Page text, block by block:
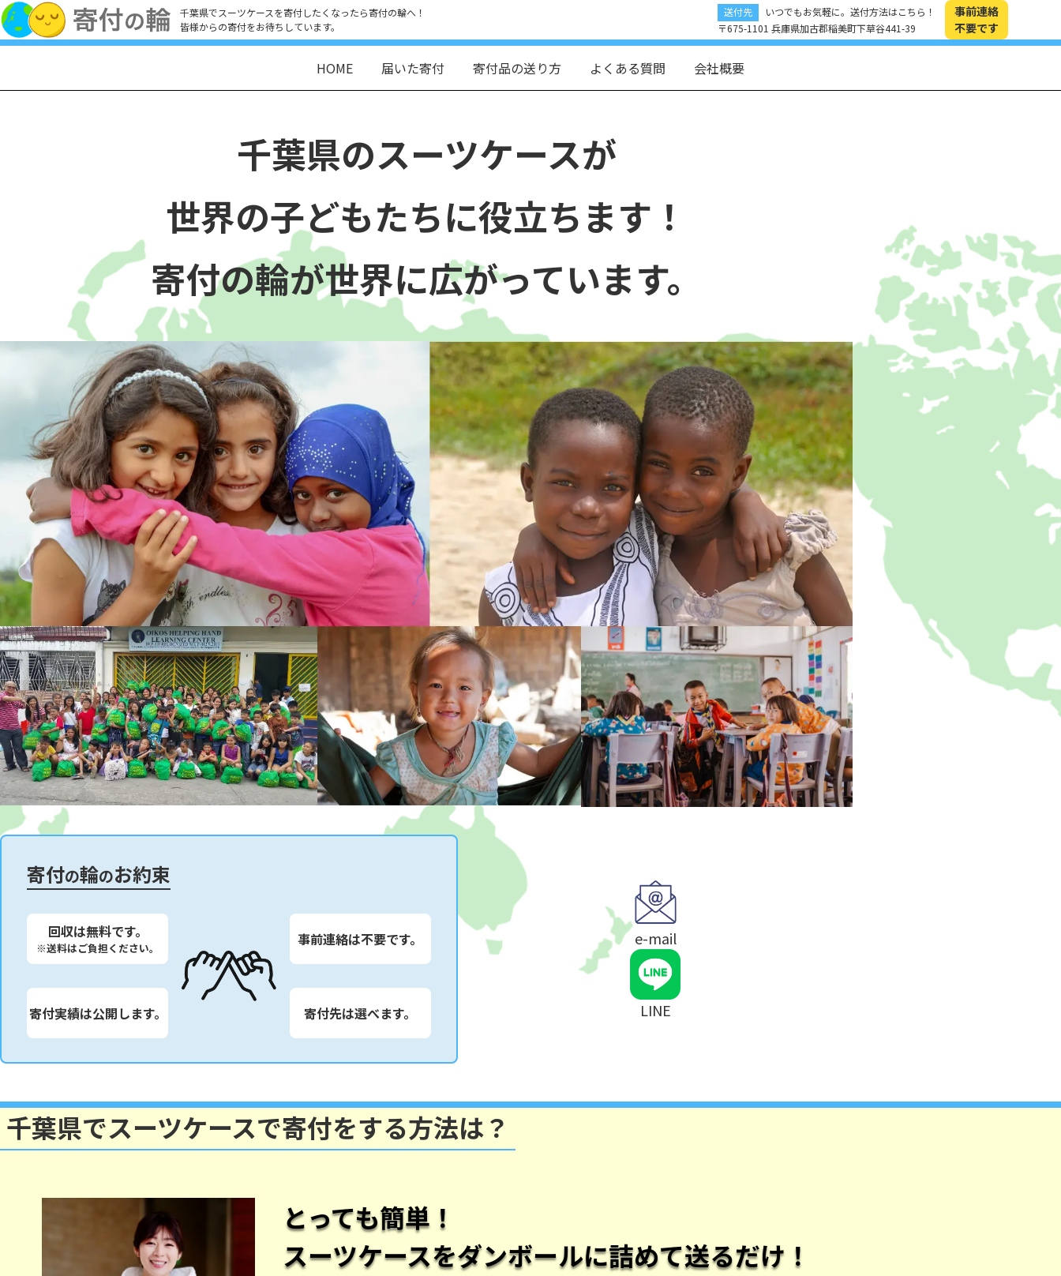
千葉県でスーツケースを寄付したくなったら寄付の輪へ！
皆様からの寄付をお待ちしています。
送付先
いつでもお気軽に。送付方法はこちら！
〒675-1101 兵庫県加古郡稲美町下草谷441-39
事前連絡
不要です
HOME 届いた寄付 寄付品の送り方 よくある質問 会社概要
千葉県のスーツケースが
世界の子どもたちに役立ちます！
寄付の輪が世界に広がっています。
寄付の輪のお約束
回収は無料です。
※送料はご負担ください。 事前連絡は不要です。
寄付実績は公開します。 寄付先は選べます。
e-mail
LINE
千葉県でスーツケースで寄付をする方法は？
とっても簡単！
スーツケースをダンボールに詰めて送るだけ！